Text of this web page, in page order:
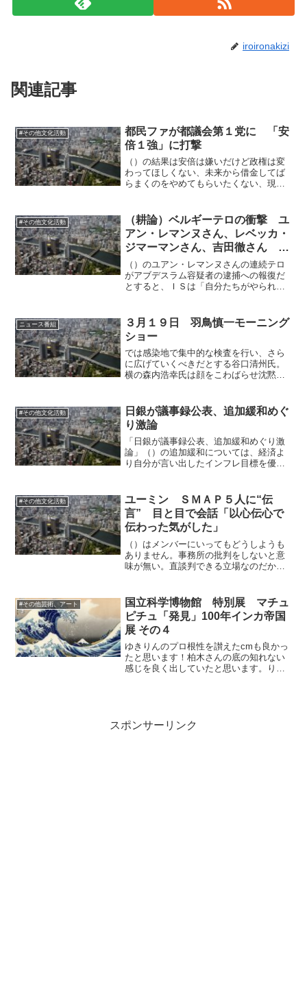
iroironakizi
関連記事
#その他文化活動
都民ファが都議会第１党に 「安
倍１強」に打撃
（）の結果は安倍は嫌いだけど政権は変
わってほしくない、未来から借金してば
らまくのをやめてもらいたくない、現代
は維新の東京版で、東西で引き写しにな
りましたね。
#その他文化活動
（耕論）ベルギーテロの衝撃 ユ
アン・レマンヌさん、レベッカ・
ジマーマンさん、吉田徹さん そ
の１
（）のユアン・レマンヌさんの連続テロ
がアブデスラム容疑者の逮捕への報復だ
とすると、ＩＳは「自分たちがやられた
らは国家ではなく、マフィア組織と見な
すべきなのです。はトラン...
ニュース番組
３月１９日 羽鳥慎一モーニング
ショー
では感染地で集中的な検査を行い、さら
に広げていくべきだとする谷口清州氏。
横の森内浩幸氏は顔をこわばらせ沈黙し
#その他文化活動
日銀が議事録公表、追加緩和めぐ
り激論
「日銀が議事録公表、追加緩和めぐり激
論」（）の追加緩和については、経済よ
り自分が言い出したインフレ目標を優先
本軍っぽくなってきました。数字を達成
することが目的で、国が富...
#その他文化活動
ユーミン ＳＭＡＰ５人に“伝
言” 目と目で会話「以心伝心で
伝わった気がした」
（）はメンバーにいってもどうしようも
ありません。事務所の批判をしないと意
味が無い。直談判できる立場なのだから
もピンボケなことをしていると思いま
す。
#その他芸術、アート
国立科学博物館 特別展 マチュ
ピチュ「発見」100年インカ帝国
展 その４
ゆきりんのプロ根性を讃えたcmも良かっ
たと思います！柏木さんの底の知れない
感じを良く出していたと思います。りの
スポンサーリンク